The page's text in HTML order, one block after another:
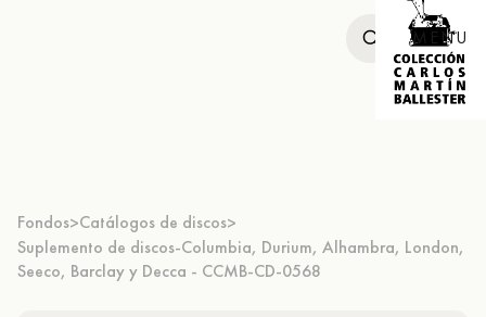
MENU
Fondos>Catálogos de discos>
Suplemento de discos-Columbia, Durium, Alhambra, London,
Seeco, Barclay y Decca - CCMB-CD-0568